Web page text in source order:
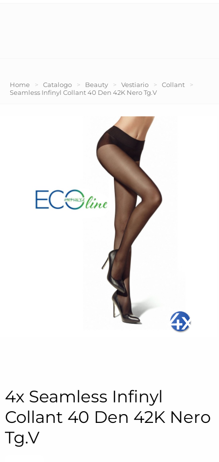
Home > Catalogo > Beauty > Vestiario > Collant
>
Seamless Infinyl Collant 40 Den 42K Nero Tg.V
4x
4x Seamless Infinyl
Collant 40 Den 42K Nero
Tg.V